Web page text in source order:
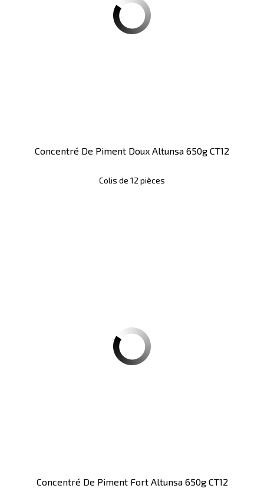
Concentré De Piment Doux Altunsa 650g CT12
Colis de 12 pièces
Concentré De Piment Fort Altunsa 650g CT12